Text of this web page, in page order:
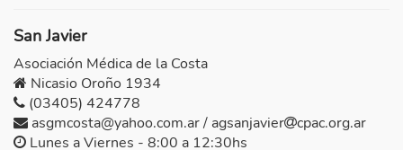
San Javier
Asociación Médica de la Costa
Nicasio Oroño 1934
(03405) 424778
asgmcosta@yahoo.com.ar / agsanjavier
cpac.org.ar
Lunes a Viernes - 8:00 a 12:30hs